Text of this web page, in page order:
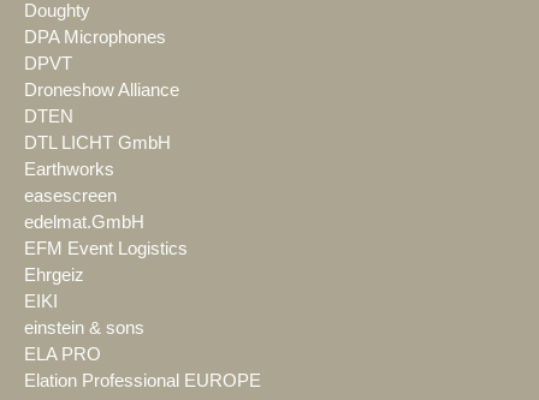
Doughty
DPA Microphones
DPVT
Droneshow Alliance
DTEN
DTL LICHT GmbH
Earthworks
easescreen
edelmat.GmbH
EFM Event Logistics
Ehrgeiz
EIKI
einstein & sons
ELA PRO
Elation Professional EUROPE